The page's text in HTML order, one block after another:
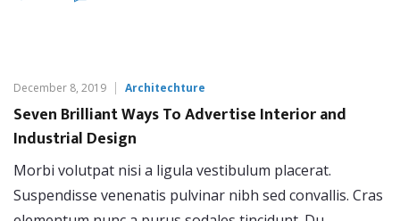
December 8, 2019 Architechture
Seven Brilliant Ways To Advertise Interior and
Industrial Design
Morbi volutpat nisi a ligula vestibulum placerat.
Suspendisse venenatis pulvinar nibh sed convallis. Cras